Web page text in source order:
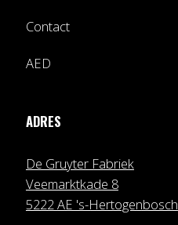
Contact
AED
ADRES
De Gruyter Fabriek
Veemarktkade 8
5222 AE 's-Hertogenbosch